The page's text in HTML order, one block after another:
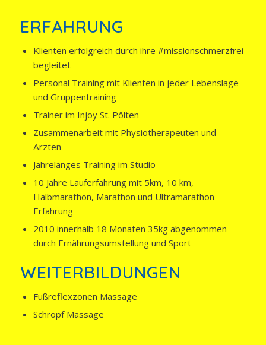
ERFAHRUNG
Klienten erfolgreich durch ihre #missionschmerzfrei
begleitet
Personal Training mit Klienten in jeder Lebenslage
und Gruppentraining
Trainer im Injoy St. Pölten
Zusammenarbeit mit Physiotherapeuten und
Ärzten
Jahrelanges Training im Studio
10 Jahre Lauferfahrung mit 5km, 10 km,
Halbmarathon, Marathon und Ultramarathon
Erfahrung
2010 innerhalb 18 Monaten 35kg abgenommen
durch Ernährungsumstellung und Sport
WEITERBILDUNGEN
Fußreflexzonen Massage
Schröpf Massage